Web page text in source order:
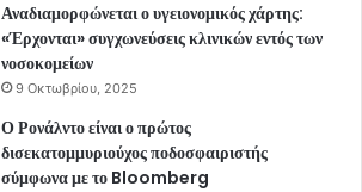
Αναδιαμορφώνεται ο υγειονομικός χάρτης:
«Έρχονται» συγχωνεύσεις κλινικών εντός των
νοσοκομείων
9 Οκτωβρίου, 2025
Ο Ρονάλντο είναι ο πρώτος
δισεκατομμυριούχος ποδοσφαιριστής
σύμφωνα με το Bloomberg